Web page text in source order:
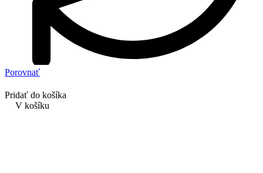
Porovnať
Pridať do košíka
V košíku